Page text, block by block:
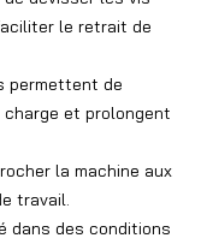
le retrait de
permettent de
et prolongent
la machine aux
travail.
dans des conditions